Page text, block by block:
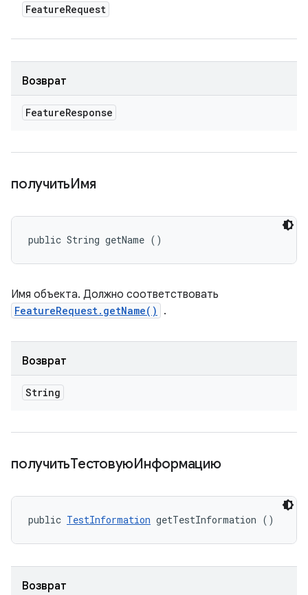
FeatureRequest
Возврат
FeatureResponse
получитьИмя
public String getName ()
Имя объекта. Должно соответствовать
FeatureRequest.getName() .
Возврат
String
получитьТестовуюИнформацию
public TestInformation getTestInformation ()
Возврат